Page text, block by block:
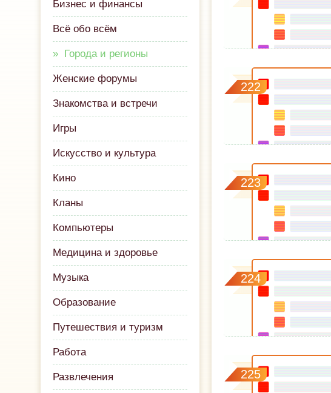
Бизнес и финансы
Всё обо всём
Города и регионы
Женские форумы
Знакомства и встречи
Игры
Искусство и культура
Кино
Кланы
Компьютеры
Медицина и здоровье
Музыка
Образование
Путешествия и туризм
Работа
Развлечения
222
223
224
225